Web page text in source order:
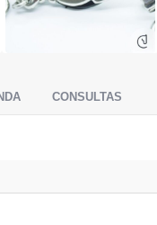
CONSULTAS